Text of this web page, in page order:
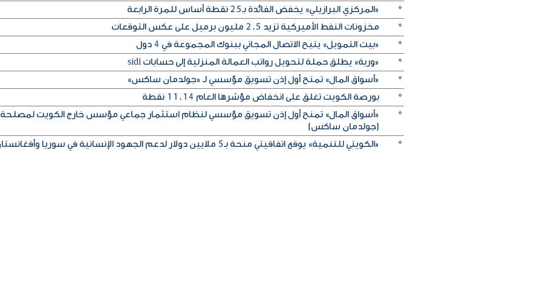
«المركزي البرازيلي» يخفض الفائدة بـ25 نقطة أساس للمرة الرابعة
مخزونات النفط الأميركية تزيد 2.5 مليون برميل على عكس التوقعات
«بيت التمويل» يتيح الاتصال المجاني ببنوك المجموعة في 4 دول
«وربة» يطلق حملة لتحويل رواتب العمالة المنزلية إلى حسابات sidi
«أسواق المال» تمنح أول إذن تسويق مؤسسي لـ «جولدمان ساكس»
بورصة الكويت تغلق على انخفاض مؤشرها العام 11.14 نقطة
«أسواق المال» تمنح أول إذن تسويق مؤسسي لنظام استثمار جماعي مؤسس خارج الكويت لمصلحة
(جولدمان ساكس)
«الكويتي للتنمية» يوقع اتفاقيتي منحة بـ5 ملايين دولار لدعم الجهود الإنسانية في سوريا وأفغانستان